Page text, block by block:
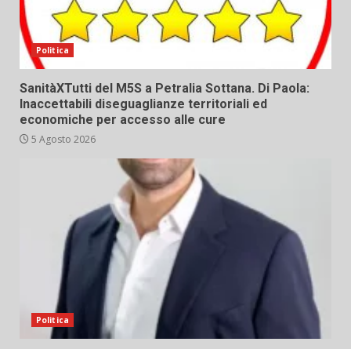
Politica
SanitàXTutti del M5S a Petralia Sottana. Di Paola:
Inaccettabili diseguaglianze territoriali ed
economiche per accesso alle cure
5 Agosto 2026
Politica